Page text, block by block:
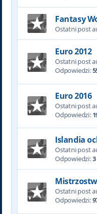
Fantasy
Ostatni post
Euro 2012
Ostatni post
Odpowiedzi:
Euro 2016
Ostatni post
Odpowiedzi:
Islandia
Ostatni post
Odpowiedzi:3
Ostatni post
Odpowiedzi: